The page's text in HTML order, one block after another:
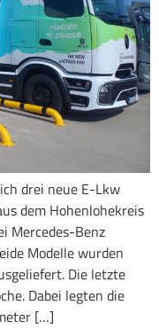
drei neue E-Lkw
dem Hohenlohekreis
Mercedes-Benz
Modelle wurden
Die letzte
Dabei legten die
[…]